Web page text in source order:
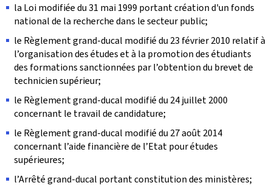
la Loi modifiée du 31 mai 1999 portant création d'un fonds
national de la recherche dans le secteur public;
le Règlement grand-ducal modifié du 23 février 2010 relatif à
l’organisation des études et à la promotion des étudiants
des formations sanctionnées par l’obtention du brevet de
technicien supérieur;
le Règlement grand-ducal modifié du 24 juillet 2000
concernant le travail de candidature;
le Règlement grand-ducal modifié du 27 août 2014
concernant l’aide financière de l’Etat pour études
supérieures;
l’Arrêté grand-ducal portant constitution des ministères;